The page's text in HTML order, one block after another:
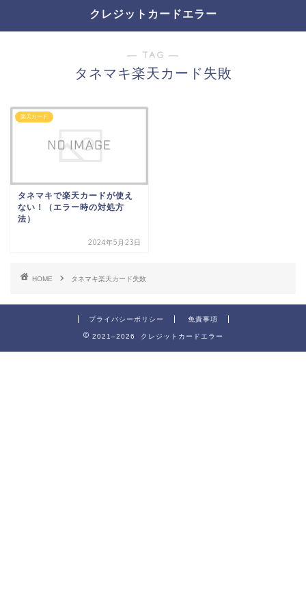
クレジットカードエラー
― TAG ―
タネマキ楽天カード失敗
楽天カード
タネマキで楽天カードが使え
ない！（エラー時の対処方
法）
2024年5月23日
HOME タネマキ楽天カード失敗
プライバシーポリシー 免責事項
2021–2026 クレジットカードエラー